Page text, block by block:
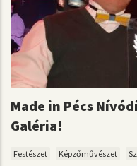
Made in Pécs
Galéria!
Festészet Képzőművészet